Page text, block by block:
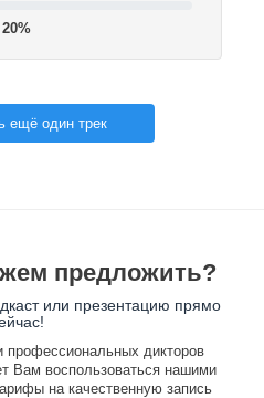
20%
ещё один трек
предложить?
или презентацию прямо
профессиональных дикторов
Вам воспользоваться нашими
на качественную запись